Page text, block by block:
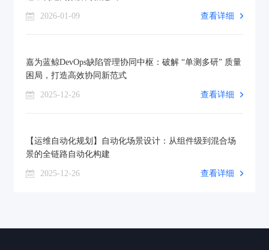
2026-01-09 查看详细
嘉为蓝鲸DevOps缺陷管理协同中枢：破解 “单测多研” 质量
困局，打造高效协同新范式
2025-12-26 查看详细
【运维自动化规划】自动化场景设计：从组件级到混合场
景的全链路自动化构建
2025-12-26 查看详细